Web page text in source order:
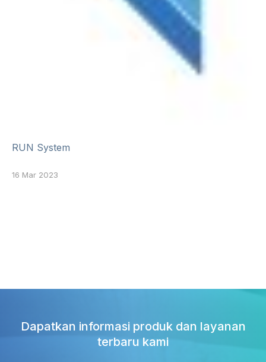
RUN System
16 Mar 2023
Dapatkan informasi produk dan layanan
terbaru kami